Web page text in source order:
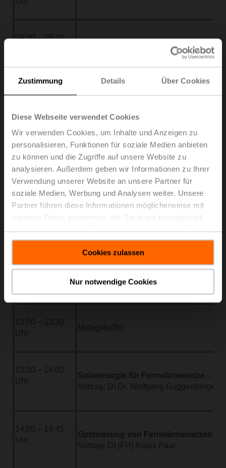
Zustimmung Details Über Cookies
Diese Webseite verwendet Cookies
Wir verwenden Cookies, um Inhalte und Anzeigen zu
personalisieren, Funktionen für soziale Medien anbieten
zu können und die Zugriffe auf unsere Website zu
analysieren. Außerdem geben wir Informationen zu Ihrer
Verwendung unserer Website an unsere Partner für
soziale Medien, Werbung und Analysen weiter. Unsere
Partner führen diese Informationen möglicherweise mit
weiteren Daten zusammen, die Sie ihnen bereitgestellt
gesammelt haben.
Cookies zulassen
Nur notwendige Cookies
09:30 – 09:40
Moderation: Univ.-Prof. Dr. Alexander
09:40 – 10:15
Vortrag: Univ.-Prof. Dr. Alexander Redlein
10:15 – 11:00
Uhr
Großsolaranlagen als Game-Changer
Praxisbericht
Vortrag: DI Dr. Claus Matzer
11:00 – 11:15
11:15 – 12:00
Energieflexibilität im Bestand und der
Leeb
13:30 – 14:00
Solarenergie für Fernwärmenetze –
Vortrag: DI Dr. Wolfgang Guggenberger
14:00 – 14:45
Optimierung von Fernwärmenetzen
Vortrag: DI (FH) Klaus Paar